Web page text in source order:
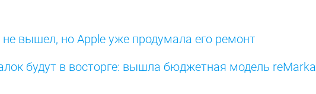
вышел, но Apple уже продумала его ремонт
будут в восторге: вышла бюджетная модель